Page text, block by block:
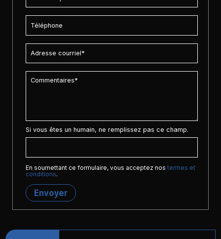
Si vous êtes un humain, ne remplissez pas ce champ.
En soumettant ce formulaire, vous acceptez nos termes et
conditions.
Envoyer